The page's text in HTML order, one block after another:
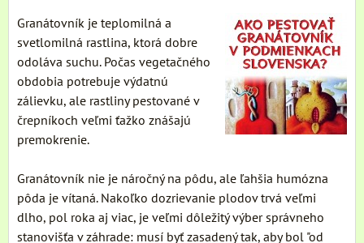
Granátovník je teplomilná a
svetlomilná rastlina, ktorá dobre
odoláva suchu. Počas vegetačného
obdobia potrebuje výdatnú
zálievku, ale rastliny pestované v
črepníkoch veľmi ťažko znášajú
premokrenie.
Granátovník nie je náročný na pôdu, ale ľahšia humózna
pôda je vítaná. Nakoľko dozrievanie plodov trvá veľmi
dlho, pol roka aj viac, je veľmi dôležitý výber správneho
stanovišťa v záhrade: musí byť zasadený tak, aby bol "od